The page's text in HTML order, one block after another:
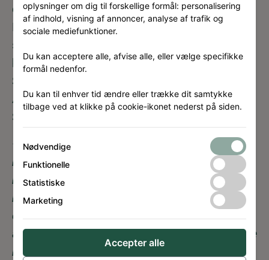
central placering på Limfjordsvej lige ved
Mobilitetshuset og tæt på det kommende
skole- og bydelshus Huset Stigsborg. Den nye
buslinje kommer blandt andet til at forbinde
Stigsborg direkte med Nørresundby Midtby,
Aalborg Midtby, Aalborg Busterminal og
Sygehus Syd.
– Vi er glade for, at der nu etableres en
busrute, der kører gennem Stigsborg, så det
bliver lettere at transportere sig til og fra
bydelen. En af vores ambitioner på Stigsborg
er at mindske behovet for at have egen bil ved
at gøre det enkelt og attraktivt at cykle, gå, tage
bussen eller låne en delebil. På den måde kan
oplysninger om dig til forskellige formål: personalisering
af indhold, visning af annoncer, analyse af trafik og
sociale mediefunktioner.
Du kan acceptere alle, afvise alle, eller vælge specifikke
formål nedenfor.
Du kan til enhver tid ændre eller trække dit samtykke
tilbage ved at klikke på cookie-ikonet nederst på siden.
Nødvendige
Funktionelle
Statistiske
Marketing
Accepter alle